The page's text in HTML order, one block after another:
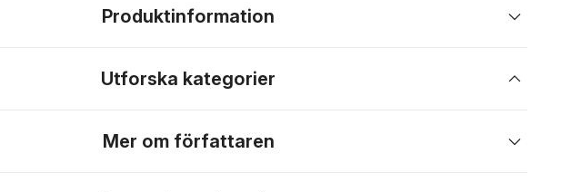
Produktinformation
Utforska kategorier
Mer om författaren